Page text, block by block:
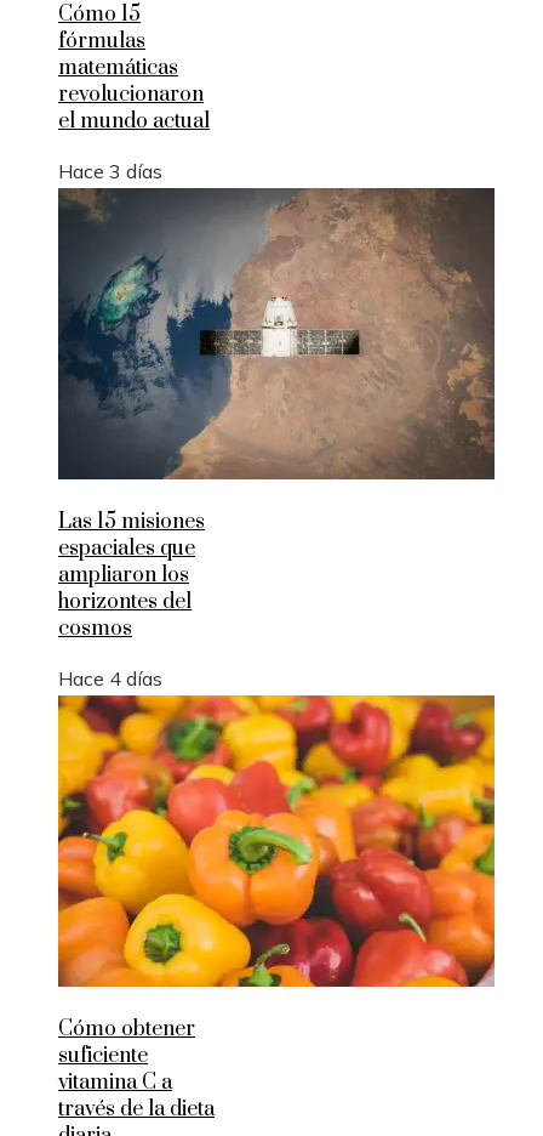
Cómo 15
fórmulas
matemáticas
revolucionaron
el mundo actual
Hace 3 días
Las 15 misiones
espaciales que
ampliaron los
horizontes del
cosmos
Hace 4 días
Cómo obtener
suficiente
vitamina C a
través de la dieta